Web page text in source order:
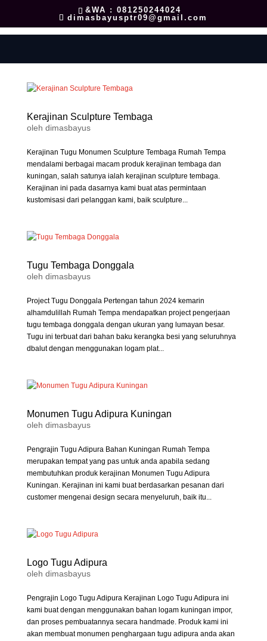
&WA : 081250244024
dimasbayusptr09@gmail.com
Kerajinan Sculpture Tembaga
oleh dimasbayus
Kerajinan Tugu Monumen Sculpture Tembaga Rumah Tempa
mendalami berbagai macam produk kerajinan tembaga dan
kuningan, salah satunya ialah kerajinan sculpture tembaga.
Kerajinan ini pada dasarnya kami buat atas permintaan
kustomisasi dari pelanggan kami, baik sculpture...
Tugu Tembaga Donggala
oleh dimasbayus
Project Tugu Donggala Pertengan tahun 2024 kemarin
alhamdulillah Rumah Tempa mendapatkan project pengerjaan
tugu tembaga donggala dengan ukuran yang lumayan besar.
Tugu ini terbuat dari bahan baku kerangka besi yang seluruhnya
dbalut dengan menggunakan logam plat...
Monumen Tugu Adipura Kuningan
oleh dimasbayus
Pengrajin Tugu Adipura Bahan Kuningan Rumah Tempa
merupakan tempat yang pas untuk anda apabila sedang
membutuhkan produk kerajinan Monumen Tugu Adipura
Kuningan. Kerajinan ini kami buat berdasarkan pesanan dari
customer mengenai design secara menyeluruh, baik itu...
Logo Tugu Adipura
oleh dimasbayus
Pengrajin Logo Tugu Adipura Kerajinan Logo Tugu Adipura ini
kami buat dengan menggunakan bahan logam kuningan impor,
dan proses pembuatannya secara handmade. Produk kami ini
akan membuat monumen penghargaan tugu adipura anda akan